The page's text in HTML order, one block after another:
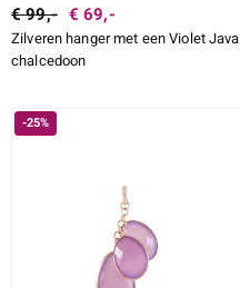
€ 99,- € 69,-
Zilveren hanger met een Violet Java
chalcedoon
-25%